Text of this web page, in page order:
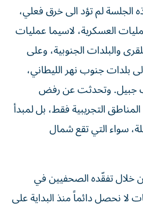
لم تؤد الى خرق فعلي،
العسكرية، لاسيما عمليات
والبلدات الجنوبية، وعلى
بلدات جنوب نهر الليطاني،
جبيل. وتحدثت عن رفض
التجريبية فقط، بل لمبدأ
سواء التي تقع شمال
خلال تفقّده الصحفيين في
لا نحصل دائماً منذ البداية على